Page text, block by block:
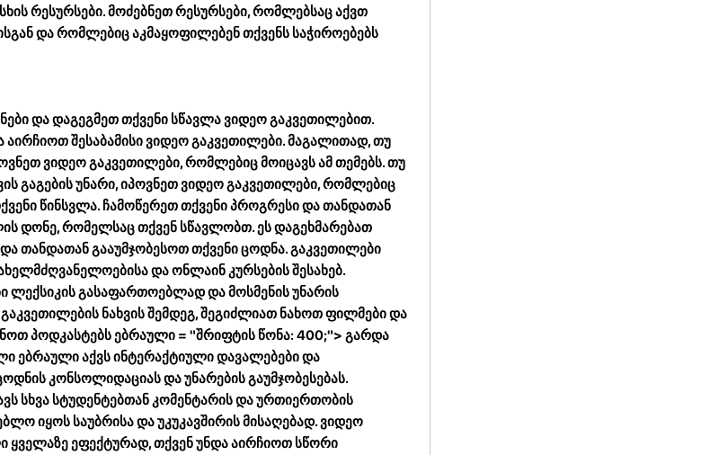
რესურსები. მოძებნეთ რესურსები, რომლებსაც აქვთ
და რომლებიც აკმაყოფილებენ თქვენს საჭიროებებს
და დაგეგმეთ თქვენი სწავლა ვიდეო გაკვეთილებით.
შესაბამისი ვიდეო გაკვეთილები. მაგალითად, თუ
ვიდეო გაკვეთილები, რომლებიც მოიცავს ამ თემებს. თუ
გაგების უნარი, იპოვნეთ ვიდეო გაკვეთილები, რომლებიც
წინსვლა. ჩამოწერეთ თქვენი პროგრესი და თანდათან
დონე, რომელსაც თქვენ სწავლობთ. ეს დაგეხმარებათ
თანდათან გააუმჯობესოთ თქვენი ცოდნა. გაკვეთილები
და ონლაინ კურსების შესახებ.
ლექსიკის გასაფართოებლად და მოსმენის უნარის
ნახვის შემდეგ, შეგიძლიათ ნახოთ ფილმები და
პოდკასტებს ებრაული = "შრიფტის წონა: 400;"> გარდა
ებრაული აქვსინტერაქტიული დავალებები და
კონსოლიდაციას და უნარების გაუმჯობესებას.
სხვა სტუდენტებთან კომენტარის და ურთიერთობის
იყოს საუბრისა და უკუკავშირის მისაღებად. ვიდეო
ყველაზე ეფექტურად, თქვენ უნდა აირჩიოთ სწორი